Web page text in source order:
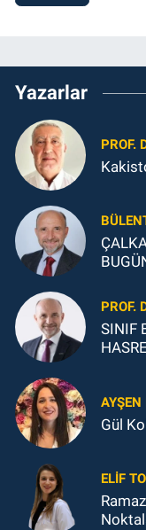
Yazarlar
PROF.
PROF.
SINIF
Gül
ELIF